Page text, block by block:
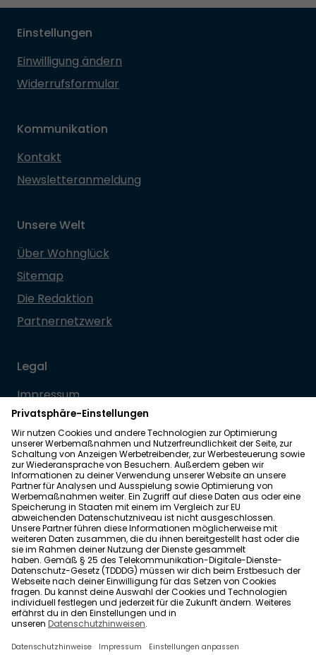
Einstellungen
Einwilligung ändern
Widerrufsformular
Kommunikation
Kontakt
Newsletteranmeldung
Unsere Welt
Über Wohnglück
Sitemap
Die Redaktion
Partnernetzwerk
Legal
Impressum
Datenschutz
Allgemeine Geschäftsbedingungen
Barrierefreiheit
Wohnglück folgen